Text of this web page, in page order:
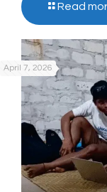
Read
April 7, 2026